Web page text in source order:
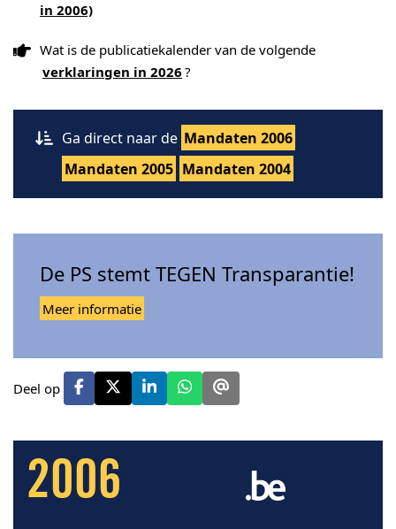
in 2006)
Wat is de publicatiekalender van de volgende
verklaringen in 2026 ?
Ga direct naar de Mandaten 2006
Mandaten 2005 Mandaten 2004
De PS stemt TEGEN Transparantie!
Meer informatie
Deel op
2006